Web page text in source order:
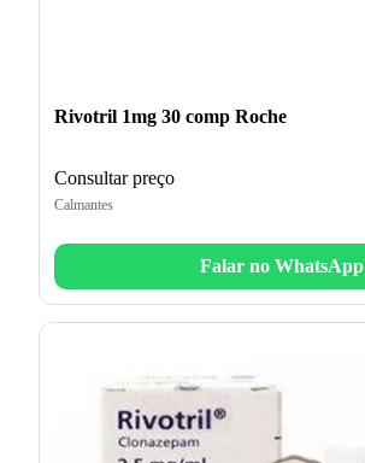
Rivotril 1mg 30 comp Roche
Consultar preço
Calmantes
Falar no WhatsApp